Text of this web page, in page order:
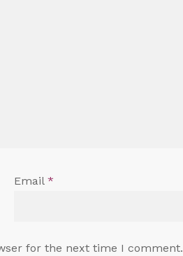
Email *
for the next time I comment.